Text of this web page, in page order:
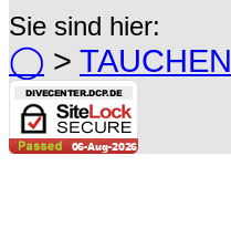
Sie sind hier:
◯ > TAUCHEN